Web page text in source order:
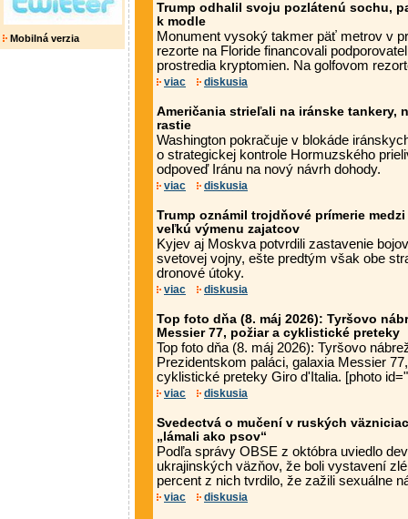
Mobilná verzia
Trump odhalil svoju pozlátenú sochu,
k modle
Monument vysoký takmer päť metrov v
rezorte na Floride financovali
prostredia kryptomien. Na golfovom
viac diskusia
Američania strieľali na iránske tankery,
rastie
Washington pokračuje v blokáde
o strategickej kontrole Hormuzského
odpoveď Iránu na nový návrh dohody.
viac diskusia
Trump oznámil trojdňové prímerie
veľkú výmenu zajatcov
Kyjev aj Moskva potvrdili zastavenie
svetovej vojny, ešte predtým však obe
dronové útoky.
viac diskusia
Top foto dňa (8. máj 2026): Tyršovo
Messier 77, požiar a cyklistické preteky
Top foto dňa (8. máj 2026): Tyršovo
Prezidentskom paláci, galaxia Messier
cyklistické preteky Giro d'Italia. [photo
viac diskusia
Svedectvá o mučení v ruských
„lámali ako psov“
Podľa správy OBSE z októbra uviedlo
ukrajinských väzňov, že boli vystavení
percent z nich tvrdilo, že zažili sexuálne
viac diskusia